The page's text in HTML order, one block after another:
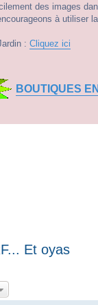
des images
à utiliser la
: Cliquez ici
BOUTIQUES
Et oyas